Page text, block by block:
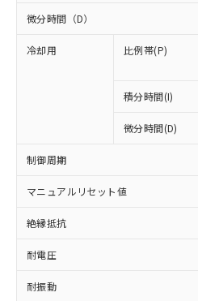
微分時間（D）
冷却用 比例帯(P)
積分時間(I)
微分時間(D)
制御周期
マニュアルリセット値
絶縁抵抗
耐電圧
耐振動
ご利用条件
以下の条件をお読みい
本サービスは、当
※1 対応状況
対応済み：EU
す。
対応予定：EU RoHS指
有に対応した製品に切
商品です。
対応予定なし：EU
非含有に非対応の商品
調査・確認中：EU